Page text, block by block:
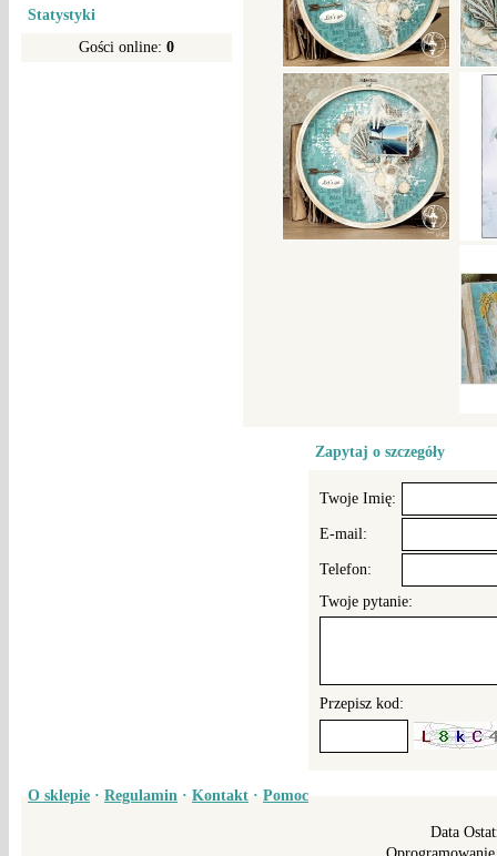
Statystyki
Gości online: 0
Zapytaj o szczegóły
Twoje Imię:
E-mail:
Telefon:
Twoje pytanie:
Przepisz kod:
O sklepie · Regulamin · Kontakt · Pomoc
Data